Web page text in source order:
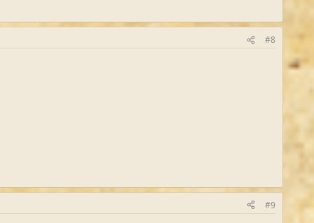
#8
#9